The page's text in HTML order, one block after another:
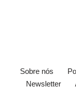
Sobre nós
Newsletter